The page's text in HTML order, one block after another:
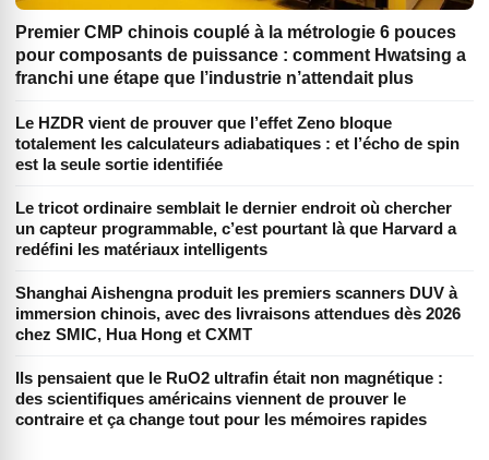
Premier CMP chinois couplé à la métrologie 6 pouces
pour composants de puissance : comment Hwatsing a
franchi une étape que l’industrie n’attendait plus
Le HZDR vient de prouver que l’effet Zeno bloque
totalement les calculateurs adiabatiques : et l’écho de spin
est la seule sortie identifiée
Le tricot ordinaire semblait le dernier endroit où chercher
un capteur programmable, c’est pourtant là que Harvard a
redéfini les matériaux intelligents
Shanghai Aishengna produit les premiers scanners DUV à
immersion chinois, avec des livraisons attendues dès 2026
chez SMIC, Hua Hong et CXMT
Ils pensaient que le RuO2 ultrafin était non magnétique :
des scientifiques américains viennent de prouver le
contraire et ça change tout pour les mémoires rapides